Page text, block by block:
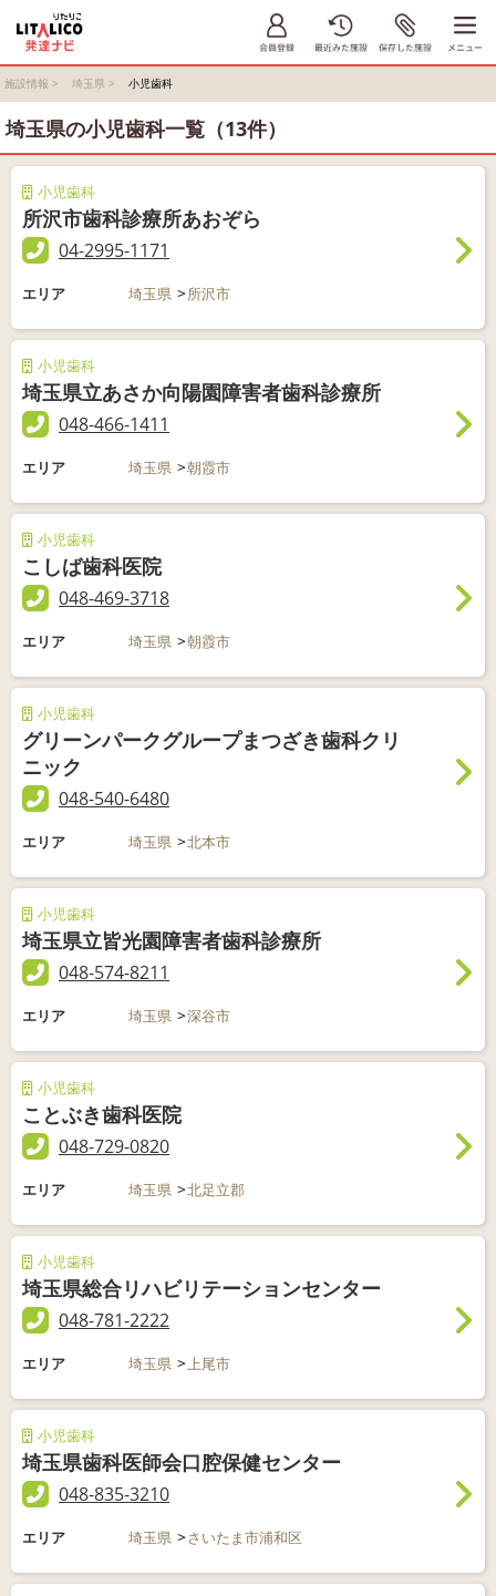
施設情報 > 埼玉県 > 小児歯科
埼玉県の小児歯科一覧（13件）
小児歯科
所沢市歯科診療所あおぞら
04-2995-1171
エリア 埼玉県 所沢市
小児歯科
埼玉県立あさか向陽園障害者歯科診療所
048-466-1411
エリア 埼玉県 朝霞市
小児歯科
こしば歯科医院
048-469-3718
エリア 埼玉県 朝霞市
小児歯科
グリーンパークグループまつざき歯科クリ
ニック
048-540-6480
エリア 埼玉県 北本市
小児歯科
埼玉県立皆光園障害者歯科診療所
048-574-8211
エリア 埼玉県 深谷市
小児歯科
ことぶき歯科医院
048-729-0820
エリア 埼玉県 北足立郡
小児歯科
埼玉県総合リハビリテーションセンター
048-781-2222
エリア 埼玉県 上尾市
小児歯科
埼玉県歯科医師会口腔保健センター
048-835-3210
エリア 埼玉県 さいたま市浦和区